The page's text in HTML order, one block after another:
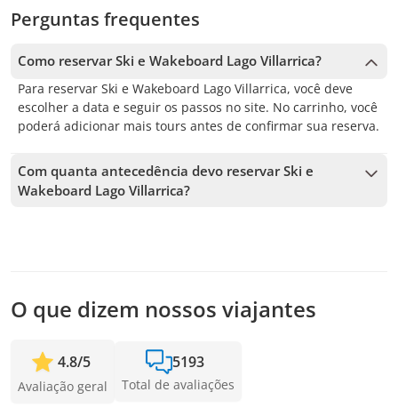
Perguntas frequentes
Como reservar Ski e Wakeboard Lago Villarrica?
Para reservar Ski e Wakeboard Lago Villarrica, você deve
escolher a data e seguir os passos no site. No carrinho, você
poderá adicionar mais tours antes de confirmar sua reserva.
Com quanta antecedência devo reservar Ski e
Wakeboard Lago Villarrica?
O que dizem nossos viajantes
4.8/5
Avaliação geral
5193
Total de avaliações